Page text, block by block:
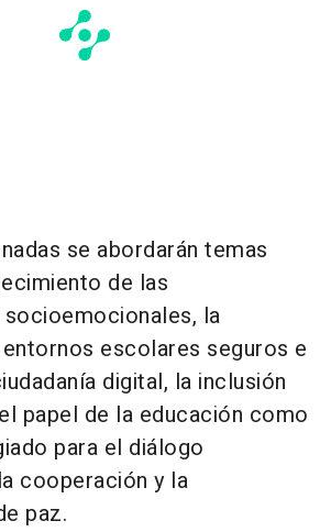
se abordarán temas
de las
la
escolares seguros e
digital, la inclusión
papel de la educación como
para el diálogo
cooperación y la
paz.